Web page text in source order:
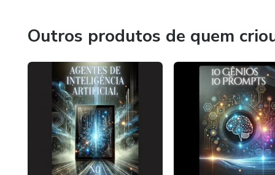
usar o ChatGPT , a IA mais
Criar resumos, pesquisas e
Automatize tarefas
Personalize sua experiência
Gerar insights criativos para
Outros produtos de quem